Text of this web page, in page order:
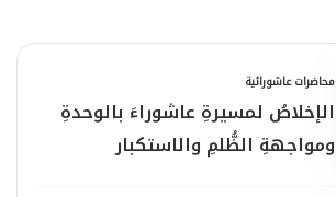
محاضرات عاشورائية
الإخلاصُ لمسيرةِ عاشوراءَ بالوحدةِ
ومواجهةِ الظُّلمِ والاستكبار